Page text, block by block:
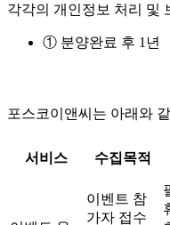
각각의 개인정보 처리 및
① 분양완료 후 1년
포스코이앤씨는 아래와
서비스 수집목적
이벤트 참
가자 접수